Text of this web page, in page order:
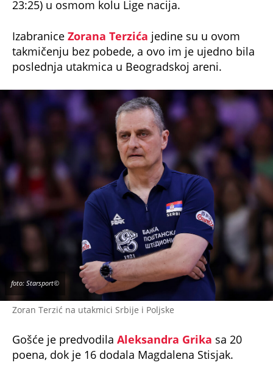
takmičenju bez pobede, a ovo im je ujedno bila
poslednja utakmica u Beogradskoj areni.
Zoran Terzić na utakmici Srbije i Poljske
foto: Starsport©
poena, dok je 16 dodala Magdalena Stisjak.